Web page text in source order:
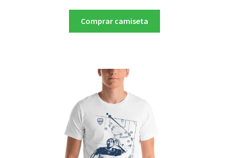
Comprar camiseta